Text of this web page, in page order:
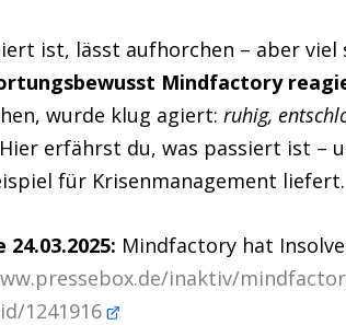
ist, lässt aufhorchen – aber
Mindfactory
wurde klug agiert:ruhig,
erfährst du, was passiert ist –
für Krisenmanagement liefert.
24.03.2025: Mindfactory hat
inaktiv/
1241916